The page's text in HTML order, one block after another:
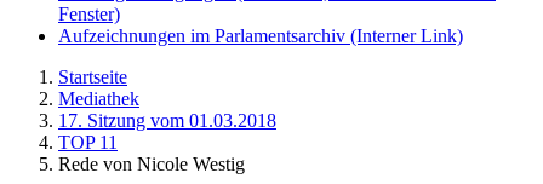
Fenster)
Aufzeichnungen im Parlamentsarchiv (Interner Link)
Startseite
Mediathek
17. Sitzung vom 01.03.2018
TOP 11
Rede von Nicole Westig